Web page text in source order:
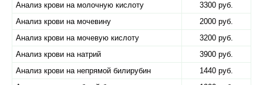
Анализ крови на молочную кислоту
3300 руб.
Анализ крови на мочевину
2000 руб.
Анализ крови на мочевую кислоту
3200 руб.
Анализ крови на натрий
3900 руб.
Анализ крови на непрямой билирубин
1440 руб.